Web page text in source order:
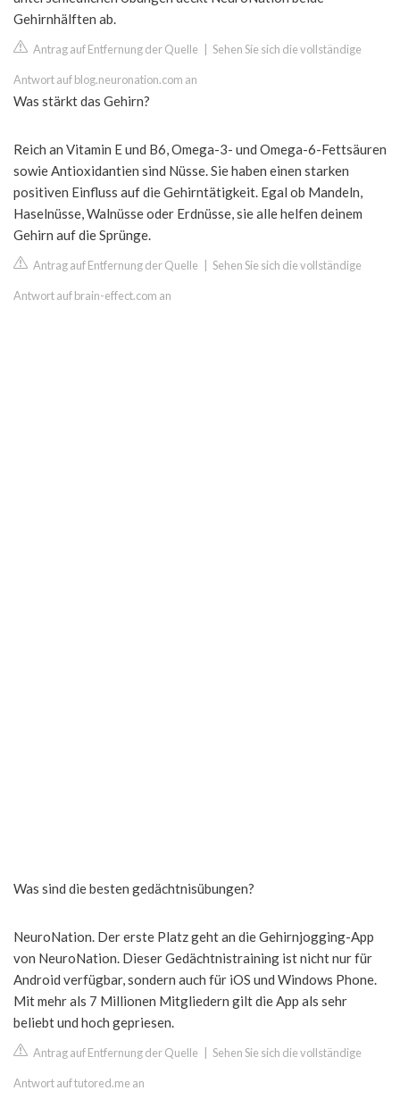
Gehirnhälften ab.
Antrag auf Entfernung der Quelle Sehen Sie sich die vollständige
Antwort auf blog.neuronation.com an
Was stärkt das Gehirn?
Reich an Vitamin E und B6, Omega-3- und Omega-6-Fettsäuren
sowie Antioxidantien sind Nüsse. Sie haben einen starken
positiven Einfluss auf die Gehirntätigkeit. Egal ob Mandeln,
Haselnüsse, Walnüsse oder Erdnüsse, sie alle helfen deinem
Gehirn auf die Sprünge.
Antrag auf Entfernung der Quelle Sehen Sie sich die vollständige
Antwort auf brain-effect.com an
Was sind die besten gedächtnisübungen?
NeuroNation. Der erste Platz geht an die Gehirnjogging-App
von NeuroNation. Dieser Gedächtnistraining ist nicht nur für
Android verfügbar, sondern auch für iOS und Windows Phone.
Mit mehr als 7 Millionen Mitgliedern gilt die App als sehr
beliebt und hoch gepriesen.
Antrag auf Entfernung der Quelle Sehen Sie sich die vollständige
Antwort auf tutored.me an